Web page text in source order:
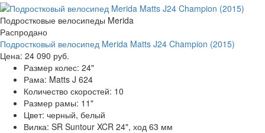
Подростковые велосипеды Merida
Распродано
Подростковый велосипед Merida Matts J24 Champion (2015)
Цена: 24 090 руб.
Размер колес: 24"
Рама: Matts J 624
Количество скоростей: 10
Размер рамы: 11"
Цвет: черный, белый
Вилка: SR Suntour XCR 24", ход 63 мм